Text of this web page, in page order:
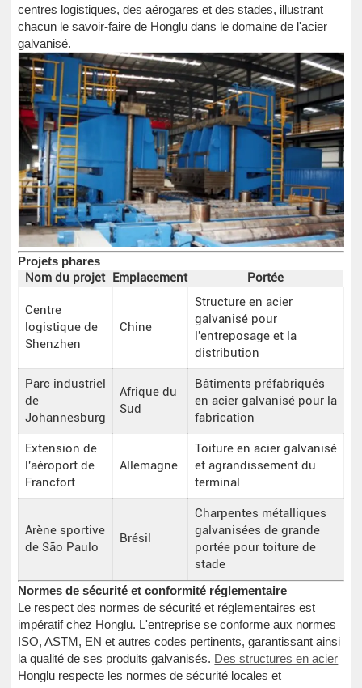
centres logistiques, des aérogares et des stades, illustrant
chacun le savoir-faire de Honglu dans le domaine de l'acier
galvanisé.
Projets phares
Nom du projet Emplacement Portée
Centre
logistique de
Shenzhen
Chine
Structure en acier
galvanisé pour
l'entreposage et la
distribution
Parc industriel
de
Johannesburg
Afrique du
Sud
Bâtiments préfabriqués
en acier galvanisé pour la
fabrication
Extension de
l'aéroport de
Francfort
Allemagne
Toiture en acier galvanisé
et agrandissement du
terminal
Arène sportive
de São Paulo
Brésil
Charpentes métalliques
galvanisées de grande
portée pour toiture de
stade
Normes de sécurité et conformité réglementaire
Le respect des normes de sécurité et réglementaires est
impératif chez Honglu. L'entreprise se conforme aux normes
ISO, ASTM, EN et autres codes pertinents, garantissant ainsi
la qualité de ses produits galvanisés. Des structures en acier
Honglu respecte les normes de sécurité locales et